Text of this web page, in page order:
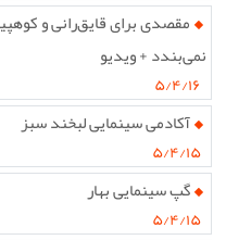
مقصدی برای قایق‌رانی و
نمی‌بندد + ویدیو
۵/۴/۱۶
آکادمی سینمایی لبخند سبز
۵/۴/۱۵
گپ سینمایی بهار
۵/۴/۱۵